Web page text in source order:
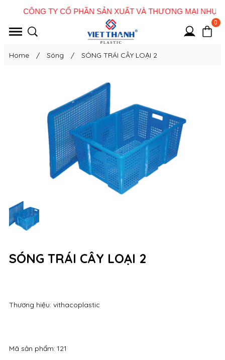
0
Home / Sóng / SÓNG TRÁI CÂY LOẠI 2
SÓNG TRÁI CÂY LOẠI 2
Thương hiệu: vithacoplastic
Mã sản phẩm: 121